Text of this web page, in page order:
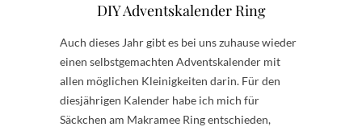
DIY Adventskalender Ring
Auch dieses Jahr gibt es bei uns zuhause wieder
einen selbstgemachten Adventskalender mit
allen möglichen Kleinigkeiten darin. Für den
diesjährigen Kalender habe ich mich für
Säckchen am Makramee Ring entschieden,